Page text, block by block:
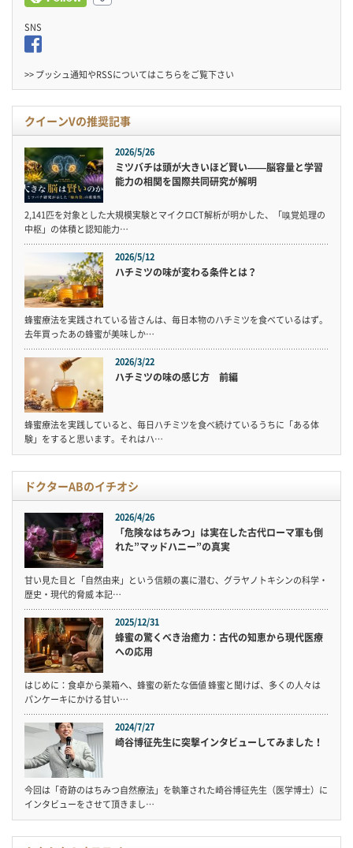
SNS
>> プッシュ通知やRSSについてはこちらをご覧下さい
クイーンVの推奨記事
2026/5/26
ミツバチは頭が大きいほど賢い——脳容量と学習
能力の相関を国際共同研究が解明
2,141匹を対象とした大規模実験とマイクロCT解析が明かした、「嗅覚処理の
中枢」の体積と認知能力…
2026/5/12
ハチミツの味が変わる条件とは？
蜂蜜療法を実践されている皆さんは、毎日本物のハチミツを食べているはず。
去年買ったあの蜂蜜が美味しか…
2026/3/22
ハチミツの味の感じ方 前編
蜂蜜療法を実践していると、毎日ハチミツを食べ続けているうちに「ある体
験」をすると思います。それはハ…
ドクターABのイチオシ
2026/4/26
「危険なはちみつ」は実在した古代ローマ軍も倒
れた”マッドハニー”の真実
甘い見た目と「自然由来」という信頼の裏に潜む、グラヤノトキシンの科学・
歴史・現代的脅威 本記…
2025/12/31
蜂蜜の驚くべき治癒力：古代の知恵から現代医療
への応用
はじめに：食卓から薬箱へ、蜂蜜の新たな価値 蜂蜜と聞けば、多くの人々は
パンケーキにかける甘い…
2024/7/27
崎谷博征先生に突撃インタビューしてみました！
今回は「奇跡のはちみつ自然療法」を執筆された崎谷博征先生（医学博士）に
インタビューをさせて頂きまし…